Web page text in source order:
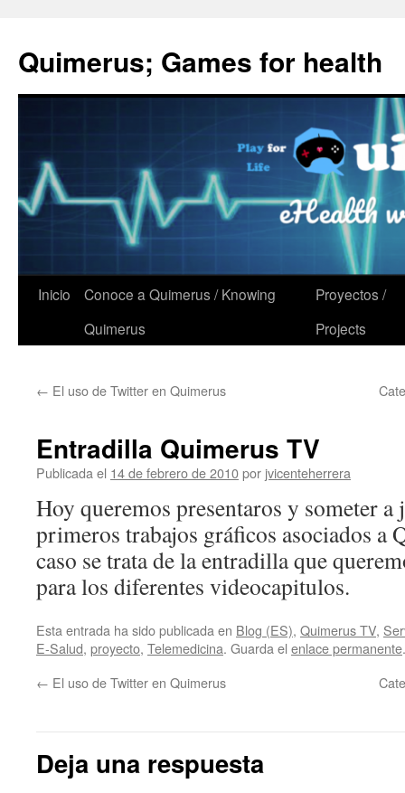
Quimerus; Games for health
Saltar
Inicio
Conoce a Quimerus / Knowing
Quimerus
Proyectos /
Projects
← El uso de Twitter en Quimerus
Entradilla Quimerus TV
Publicada el 14 de febrero de 2010por jvicenteherrera
Hoy queremos presentaros y someter
primeros trabajos gráficos asociados a
caso se trata de la entradilla que
para los diferentes videocapitulos.
Esta entrada ha sido publicada en Blog (ES), Quimerus TV,
E-Salud, proyecto, Telemedicina. Guarda el enlace permanente.
← El uso de Twitter en Quimerus
Deja una respuesta